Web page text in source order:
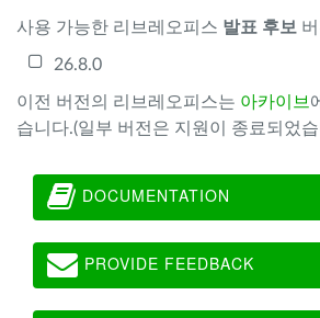
사용 가능한 리브레오피스 발표 후보
26.8.0
이전 버전의 리브레오피스는 아카이브
습니다.(일부 버전은 지원이 종료되었
DOCUMENTATION
PROVIDE FEEDBACK